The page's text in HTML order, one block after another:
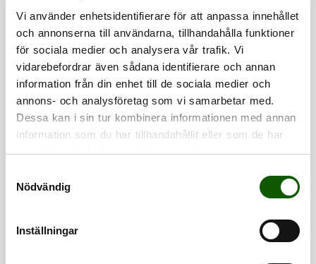
Vi använder enhetsidentifierare för att anpassa innehållet
och annonserna till användarna, tillhandahålla funktioner
för sociala medier och analysera vår trafik. Vi
vidarebefordrar även sådana identifierare och annan
information från din enhet till de sociala medier och
annons- och analysföretag som vi samarbetar med.
Dessa kan i sin tur kombinera informationen med annan
information som du har tillhandahållit eller som de har
samlat in när du har använt deras tjänster.
Nödvändig
Inställningar
PREMIUM
M